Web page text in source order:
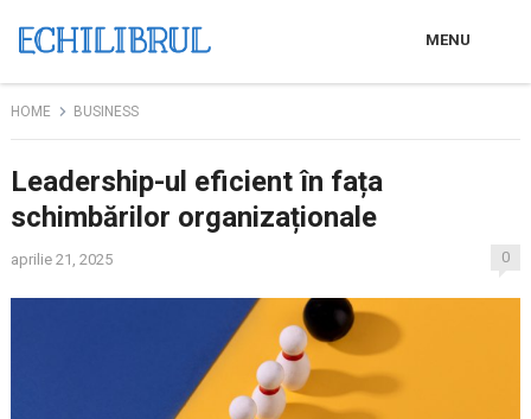
MENU
HOME BUSINESS
Leadership-ul eficient în fața
schimbărilor organizaționale
aprilie 21, 2025 0